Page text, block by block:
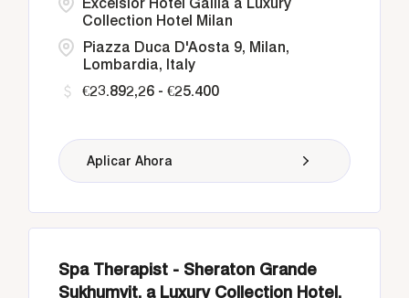
Piazza Duca D'Aosta 9, Milan,
Lombardia, Italy
Collection Hotel Milan
€23.892,26 - €25.400
Aplicar Ahora
Spa Therapist - Sheraton Grande
Sukhumvit, a Luxury Collection Hotel,